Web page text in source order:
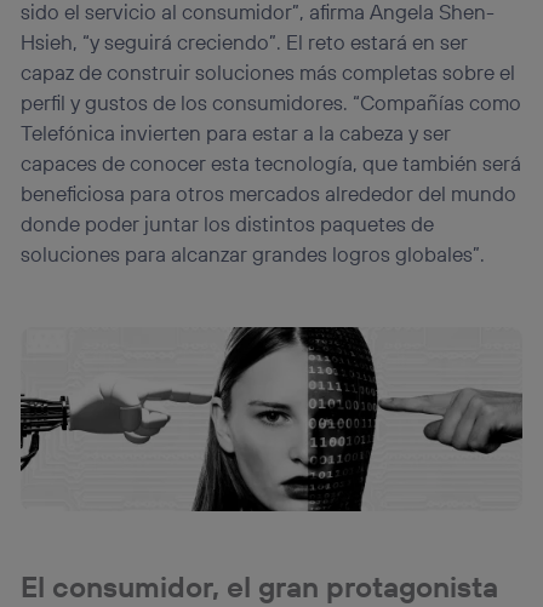
sido el servicio al consumidor”, afirma Angela Shen-
Hsieh, “y seguirá creciendo”. El reto estará en ser
capaz de construir soluciones más completas sobre el
perfil y gustos de los consumidores. “Compañías como
Telefónica invierten para estar a la cabeza y ser
capaces de conocer esta tecnología, que también será
beneficiosa para otros mercados alrededor del mundo
donde poder juntar los distintos paquetes de
soluciones para alcanzar grandes logros globales”.
El consumidor, el gran protagonista